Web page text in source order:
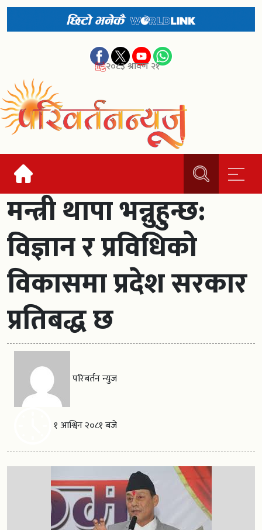
२०८३ श्रावण २१
मन्त्री थापा भन्नुहुन्छ:
विज्ञान र प्रविधिको
विकासमा प्रदेश सरकार
प्रतिबद्ध छ
परिबर्तन न्युज
१ आश्विन २०८१ बजे